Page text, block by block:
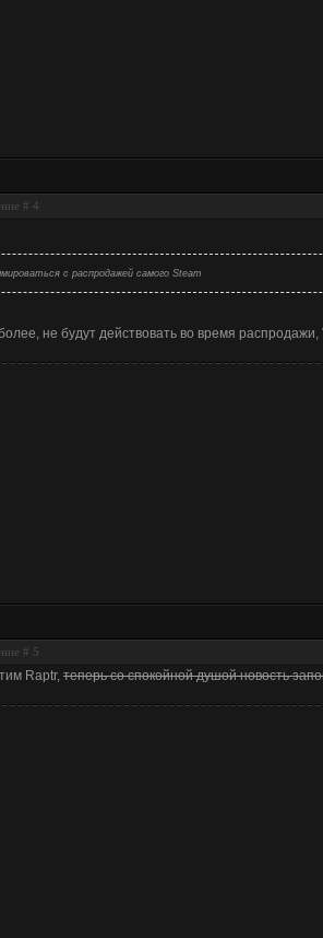
# 4
с распродажей самого Steam
не будут действовать во время
# 5
Raptr, теперь со спокойной душой новость